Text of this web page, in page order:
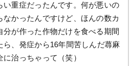
い重症だったんです。何が悪いの
なかったんですけど、ほんの数カ
分が作った作物だけを食べる期間
ら、発症から16年間苦しんだ蕁麻
に治っちゃって（笑）